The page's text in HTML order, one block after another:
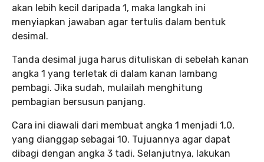
akan lebih kecil daripada 1, maka langkah ini
menyiapkan jawaban agar tertulis dalam bentuk
desimal.
Tanda desimal juga harus dituliskan di sebelah kanan
angka 1 yang terletak di dalam kanan lambang
pembagi. Jika sudah, mulailah menghitung
pembagian bersusun panjang.
Cara ini diawali dari membuat angka 1 menjadi 1,0,
yang dianggap sebagai 10. Tujuannya agar dapat
dibagi dengan angka 3 tadi. Selanjutnya, lakukan